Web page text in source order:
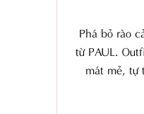
Phá bỏ rào
từ PAUL.
mát mẻ, tự